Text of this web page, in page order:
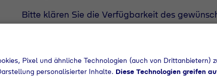
Bitte klären Sie die Verfügbarkeit des
unserem Vertriebspartner. Auch derzeit nicht
+49 2732553600
Pixel und ähnliche Technologien (auch von Drittanbietern)
personalisierter Inhalte. Diese Technologien greifen